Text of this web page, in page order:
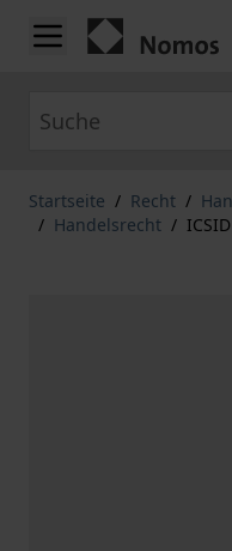
Zum Inhalt springen
Startseite / Recht /
/ Handelsrecht /